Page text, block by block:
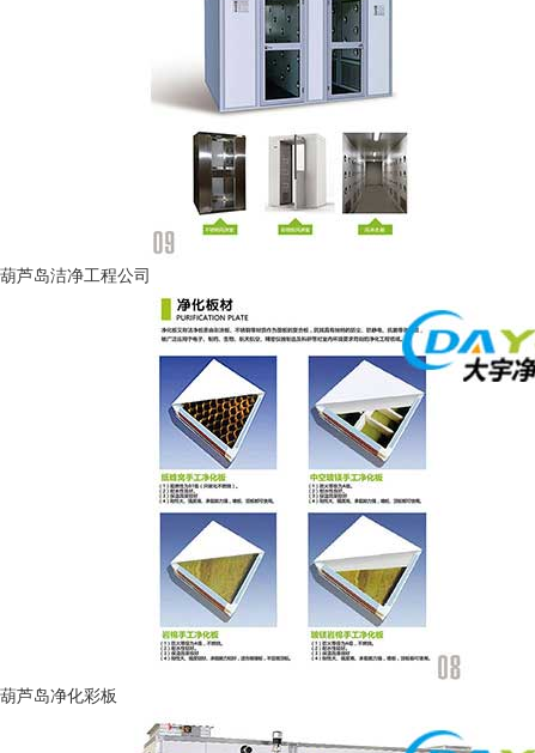
葫芦岛洁净工程公司
葫芦岛净化彩板